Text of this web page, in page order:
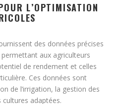
L’OPTIMISATION
des données précises
aux agriculteurs
de rendement et celles
Ces données sont
de l’irrigation, la gestion des
adaptées.